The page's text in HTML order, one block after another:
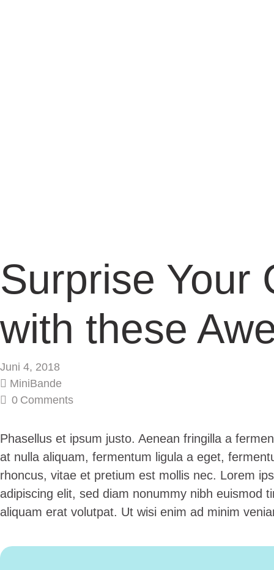
Surprise Your
with these
Juni 4, 2018
0 Comments
MiniBande
Phasellus et ipsum justo. Aenean fringilla a
at nulla aliquam, fermentum ligula a eget,
rhoncus, vitae et pretium est mollis nec. Lorem
adipiscing elit, sed diam nonummy nibh euismod
aliquam erat volutpat. Ut wisi enim ad minim